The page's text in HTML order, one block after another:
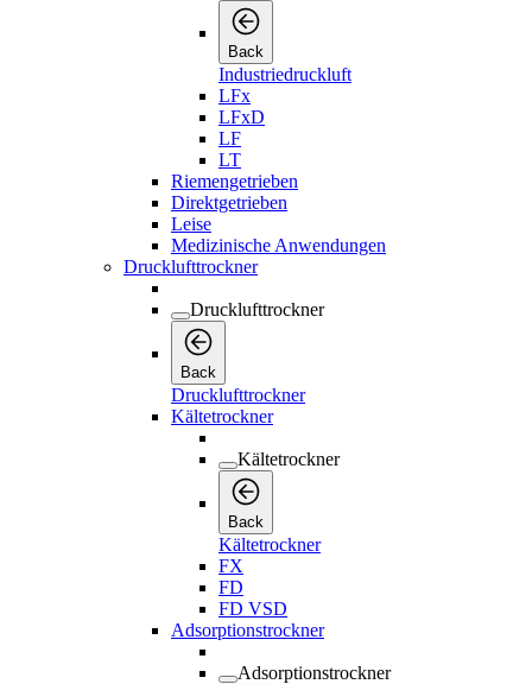
Back
Industriedruckluft
LFx
LFxD
LF
LT
Riemengetrieben
Direktgetrieben
Leise
Medizinische Anwendungen
Drucklufttrockner
Drucklufttrockner
Back
Drucklufttrockner
Kältetrockner
Kältetrockner
Back
Kältetrockner
FX
FD
FD VSD
Adsorptionstrockner
Adsorptionstrockner